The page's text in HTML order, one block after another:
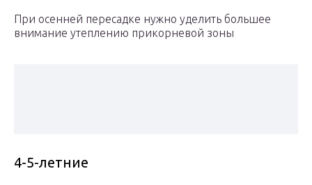
При осенней пересадке нужно уделить большее
внимание утеплению прикорневой зоны
4-5-летние